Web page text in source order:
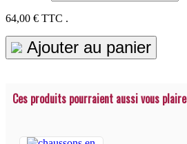
64,00 € TTC .
Ajouter au panier
Ces produits pourraient aussi vous plaire